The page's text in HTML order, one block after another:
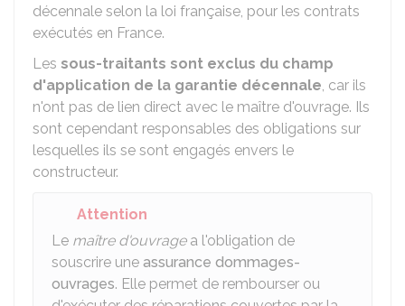
décennale selon la loi française, pour les contrats
exécutés en France.
Les sous-traitants sont exclus du champ
d'application de la garantie décennale, car ils
n'ont pas de lien direct avec le maître d'ouvrage. Ils
sont cependant responsables des obligations sur
lesquelles ils se sont engagés envers le
constructeur.
Attention
Le maître d'ouvragea l'obligation de
souscrire une assurance dommages-
ouvrages. Elle permet de rembourser ou